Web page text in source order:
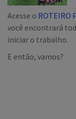
Acesse o ROTEIRO
você encontrará
iniciar o trabalho.
E então, vamos?